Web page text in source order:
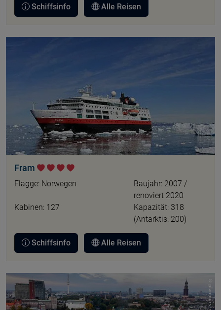
Schiffsinfo Alle Reisen
Fram
Flagge: Norwegen
Baujahr: 2007 /
renoviert 2020
Kabinen: 127
Kapazität: 318
(Antarktis: 200)
Schiffsinfo Alle Reisen
© plantours